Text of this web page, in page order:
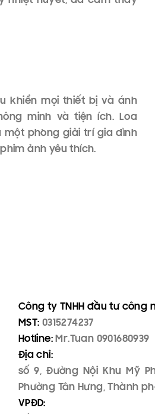
khiển mọi thiết bị và ánh
minh và tiện ích. Loa
phòng giải trí gia đình
ảnh yêu thích.
Công ty TNHH đầu tư công
MST: 0315274237
Hotline:Mr.Tuan 0901680939
Địa chỉ:
số 9, Đường Nội Khu Mỹ
Phường Tân Hưng, Thành
VPĐD: